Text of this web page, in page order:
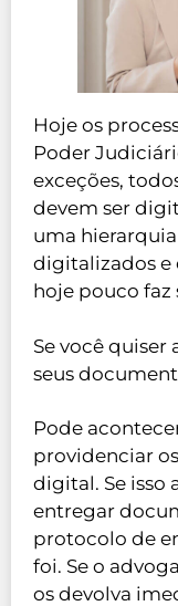
Hoje os
Poder
exceções,
devem ser
uma
digitalizados e
hoje pouco faz
Se você
seus
Pode
providenciar
digital. Se isso
entregar
protocolo de
foi. Se o
os devolva